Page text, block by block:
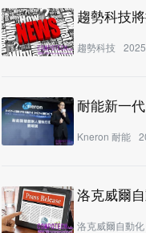
趨勢科技
趨勢科技
耐能新一
Kneron 耐能
洛克威爾
洛克威爾自動化